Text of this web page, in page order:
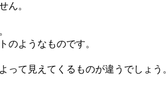
ん。
のようなものです。
って見えてくるものが違うでしょう。